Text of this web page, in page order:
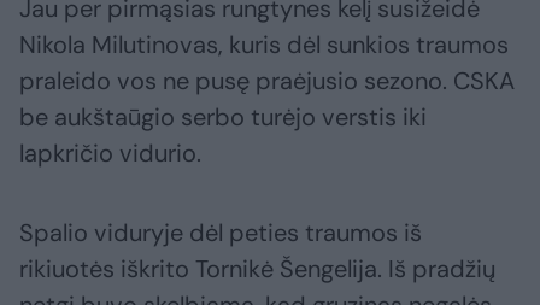
Jau per pirmąsias rungtynes kelį susižeidė
Nikola Milutinovas, kuris dėl sunkios traumos
praleido vos ne pusę praėjusio sezono. CSKA
be aukštaūgio serbo turėjo verstis iki
lapkričio vidurio.
Spalio viduryje dėl peties traumos iš
rikiuotės iškrito Tornikė Šengelija. Iš pradžių